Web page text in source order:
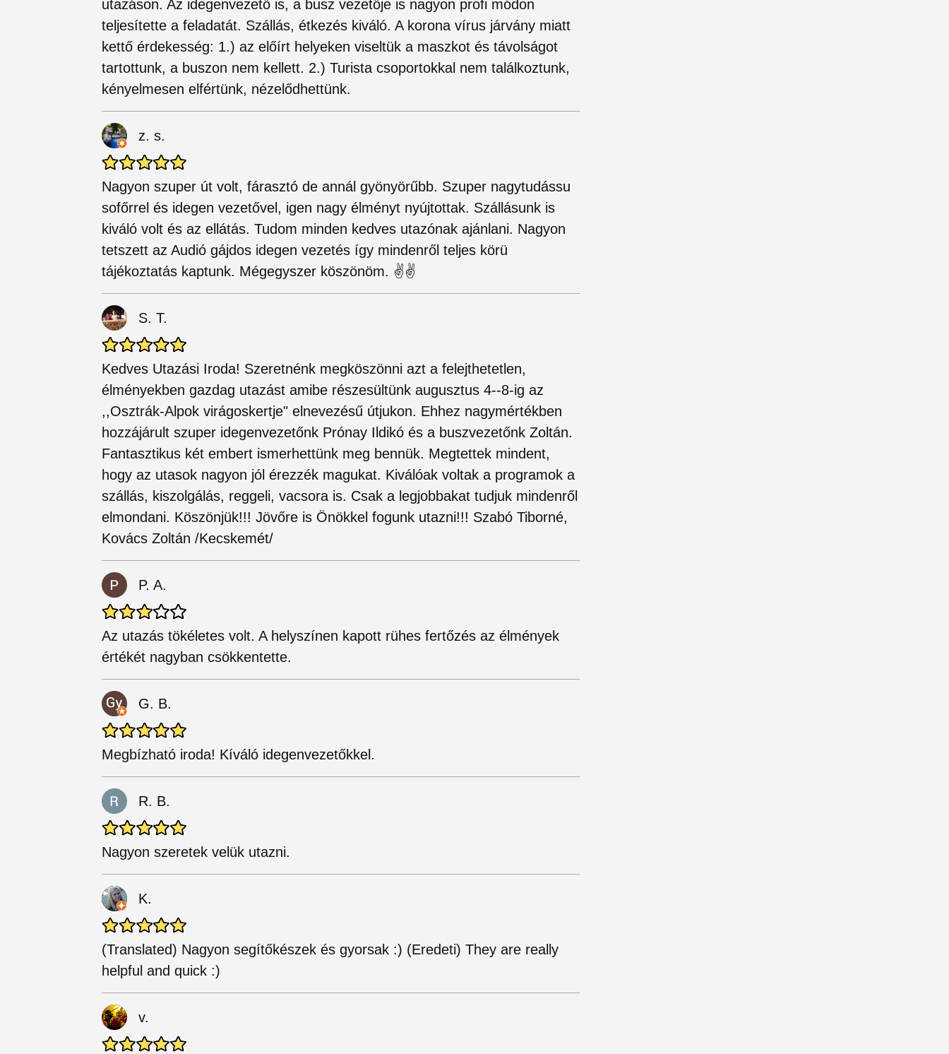
utazáson. Az idegenvezető is, a busz vezetője is nagyon profi módon
teljesítette a feladatát. Szállás, étkezés kiváló. A korona vírus járvány miatt
kettő érdekesség: 1.) az előírt helyeken viseltük a maszkot és távolságot
tartottunk, a buszon nem kellett. 2.) Turista csoportokkal nem találkoztunk,
kényelmesen elfértünk, nézelődhettünk.
z. s.
Nagyon szuper út volt, fárasztó de annál gyönyörűbb. Szuper nagytudássu
sofőrrel és idegen vezetővel, igen nagy élményt nyújtottak. Szállásunk is
kiváló volt és az ellátás. Tudom minden kedves utazónak ajánlani. Nagyon
tetszett az Audió gájdos idegen vezetés így mindenről teljes körü
tájékoztatás kaptunk. Mégegyszer köszönöm. ✌️✌️
S. T.
Kedves Utazási Iroda! Szeretnénk megköszönni azt a felejthetetlen,
élményekben gazdag utazást amibe részesültünk augusztus 4--8-ig az
,,Osztrák-Alpok virágoskertje" elnevezésű útjukon. Ehhez nagymértékben
hozzájárult szuper idegenvezetőnk Prónay Ildikó és a buszvezetőnk Zoltán.
Fantasztikus két embert ismerhettünk meg bennük. Megtettek mindent,
hogy az utasok nagyon jól érezzék magukat. Kiválóak voltak a programok a
szállás, kiszolgálás, reggeli, vacsora is. Csak a legjobbakat tudjuk mindenről
elmondani. Köszönjük!!! Jövőre is Önökkel fogunk utazni!!! Szabó Tiborné,
Kovács Zoltán /Kecskemét/
P. A.
Az utazás tökéletes volt. A helyszínen kapott rühes fertőzés az élmények
értékét nagyban csökkentette.
G. B.
Megbízható iroda! Kíváló idegenvezetőkkel.
R. B.
Nagyon szeretek velük utazni.
K.
(Translated) Nagyon segítőkészek és gyorsak :) (Eredeti) They are really
helpful and quick :)
v.